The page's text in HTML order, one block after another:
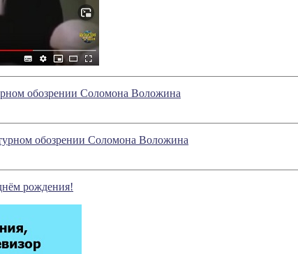
обозрении Соломона Воложина
обозрении Соломона Воложина
рождения!